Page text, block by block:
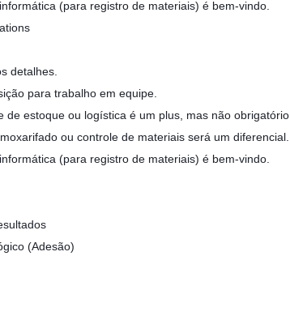
(para registro de materiais) é bem-vindo.
detalhes.
para trabalho em equipe.
de estoque ou logística é um plus, mas não obrigatório.
ou controle de materiais será um diferencial.
(para registro de materiais) é bem-vindo.
(Adesão)